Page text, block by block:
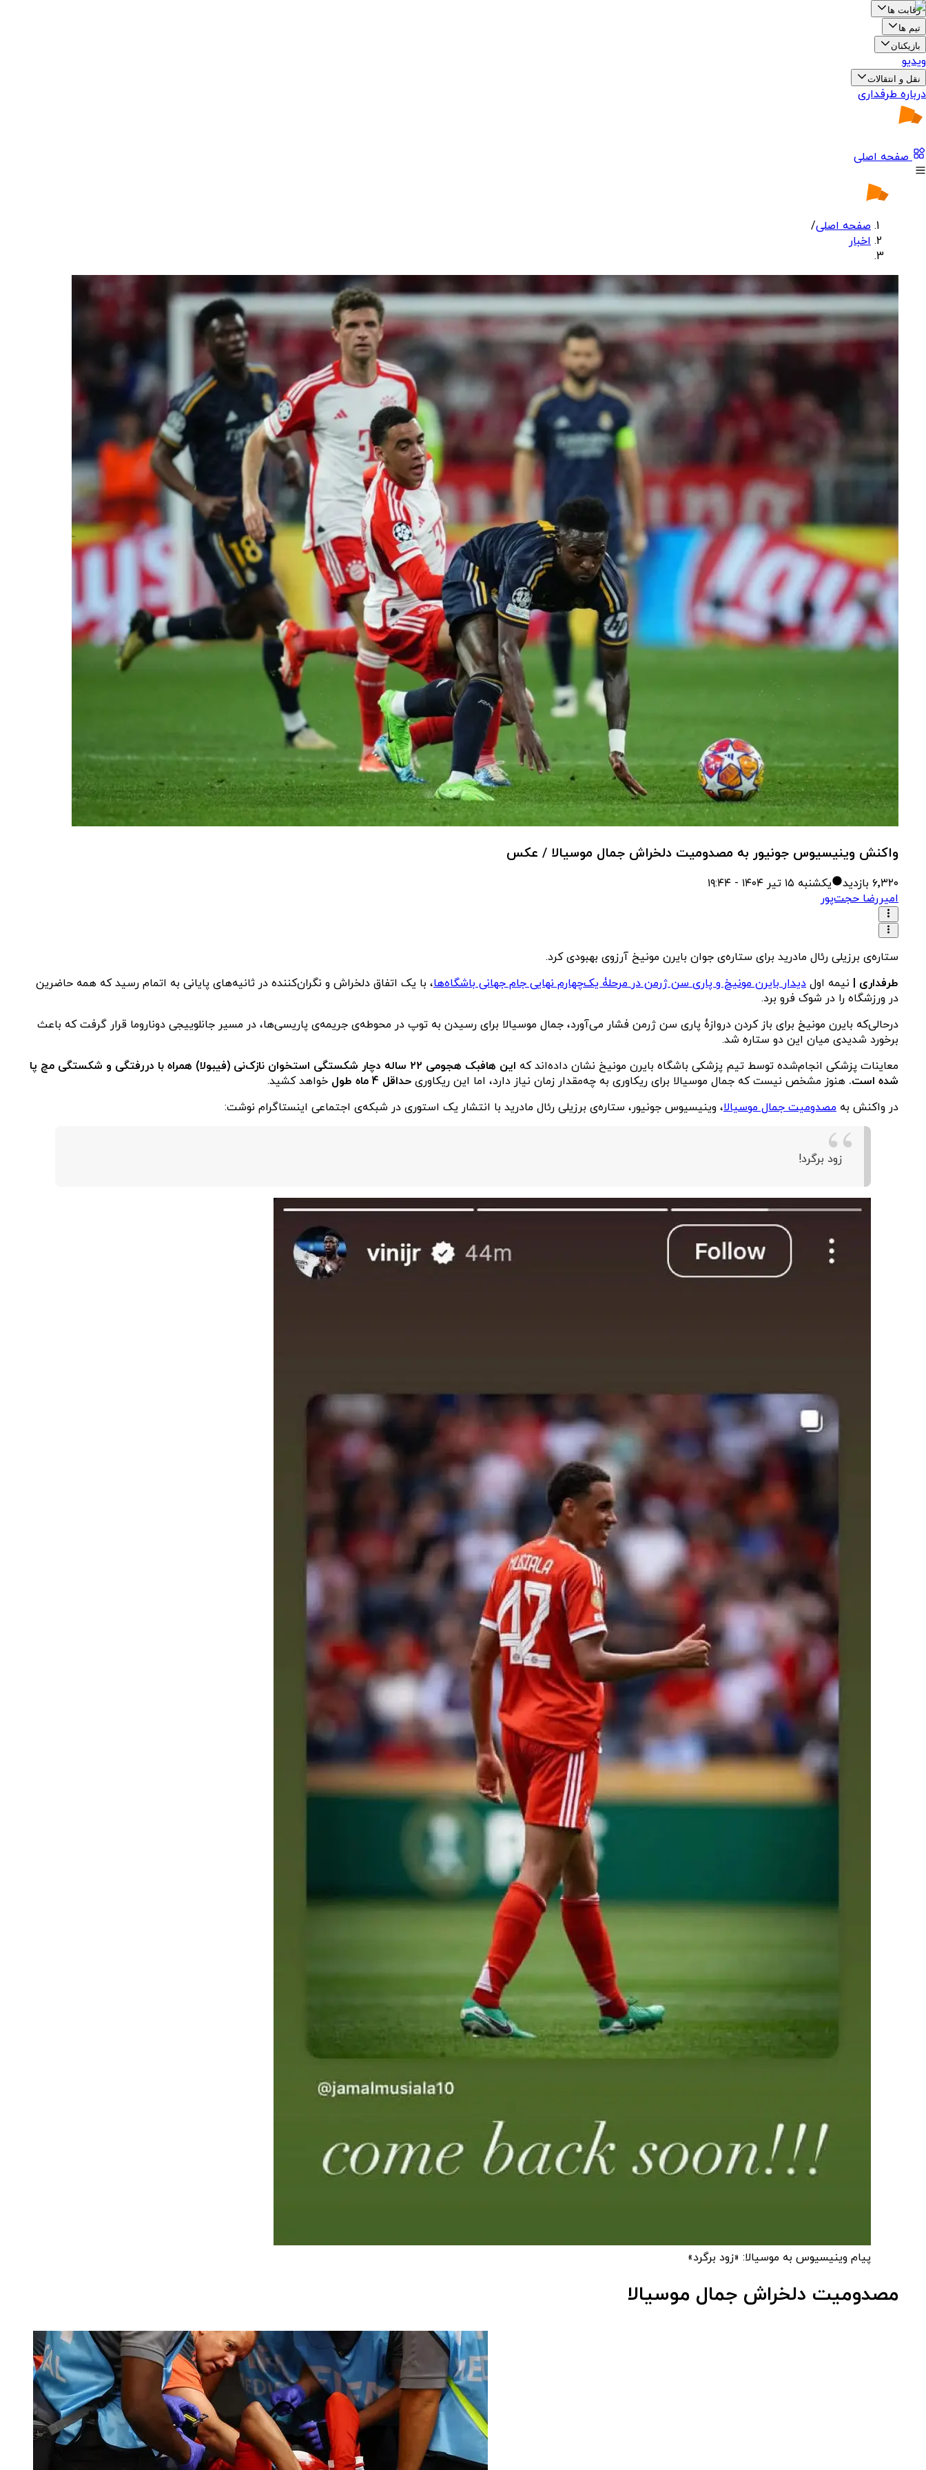
رقابت ها
تیم ها
بازیکنان
ویدیو
نقل و انتقالات
درباره طرفداری
صفحه اصلی
صفحه اصلی/
اخبار
واکنش وینیسیوس جونیور به مصدومیت دلخراش جمال موسیالا / عکس
۶٬۳۲۰ بازدید
یکشنبه ۱۵ تیر ۱۴۰۴ - ۱۹:۴۴
امیررضا حجت‌پور
ستاره‌ی برزیلی رئال مادرید برای ستاره‌ی جوان بایرن مونیخ آرزوی بهبودی کرد.
طرفداری | نیمه اول دیدار بایرن مونیخ و پاری سن ژرمن در مرحلۀ یک‌چهارم نهایی جام جهانی باشگاه‌ها، با یک اتفاق دلخراش و نگران‌کننده در ثانیه‌های پایانی به اتمام رسید که همه حاضرین
در ورزشگاه را در شوک فرو برد.
درحالی‌که بایرن مونیخ برای باز کردن دروازۀ پاری سن ژرمن فشار می‌آورد، جمال موسیالا برای رسیدن به توپ در محوطه‌ی جریمه‌ی پاریسی‌‌ها، در مسیر جانلوییجی دوناروما قرار گرفت که باعث
برخورد شدیدی میان این دو ستاره شد.
معاینات پزشکی انجام‌شده توسط تیم پزشکی باشگاه بایرن مونیخ نشان داده‌اند که
این هافبک هجومی ۲۲ ساله دچار شکستگی استخوان نازک‌نی (فیبولا) همراه با دررفتگی و شکستگی مچ پا
شده است. هنوز مشخص نیست که جمال موسیالا برای ریکاوری به چه‌مقدار زمان نیاز دارد، اما این ریکاوری حداقل 4 ماه طول
خواهد کشید.
در واکنش به مصدومیت جمال موسیالا، وینیسیوس جونیور، ستاره‌ی برزیلی رئال مادرید با انتشار یک استوری در شبکه‌ی اجتماعی اینستاگرام نوشت:
زود برگرد!
پیام وینیسیوس به موسیالا: «زود برگرد»
مصدومیت دلخراش جمال موسیالا